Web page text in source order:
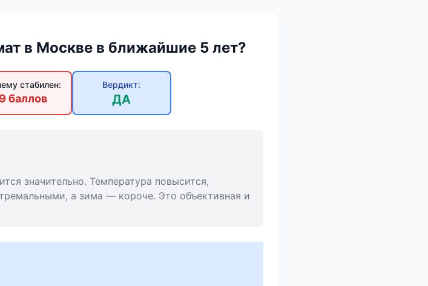
в Москве в ближайшие 5 лет?
стабилен:
9 баллов
Вердикт:
ДА
значительно. Температура повысится,
а зима — короче. Это объективная и